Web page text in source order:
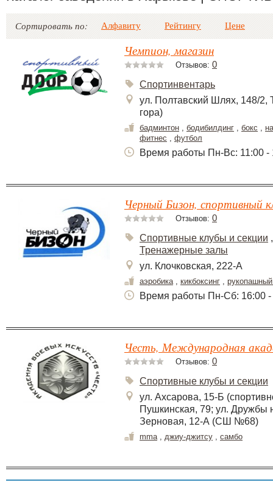
Сортировать по: Алфавиту Рейтингу Цене
Чемпион, магазин
Отзывов: 0
Спортинвентарь
ул. Полтавский Шлях, 148/2,
гора)
бадминтон , бодибилдинг , бокс ,
фитнес , футбол
Время работы Пн-Вс: 11:00 -
Черный Бизон, спортивный
Отзывов: 0
Спортивные клубы и секции ,
Тренажерные залы
ул. Клочковская, 222-А
аэробика, кикбоксинг ,
Время работы Пн-Сб: 16:00 -
Честь, Международная
Отзывов: 0
Спортивные клубы и секции
ул. Ахсарова, 15-Б
Пушкинская, 79; ул.
Зерновая, 12-А (СШ №68)
mma, джиу-джитсу , самбо